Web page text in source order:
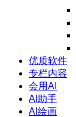
优质软件
专栏内容
会用AI
AI助手
AI绘画